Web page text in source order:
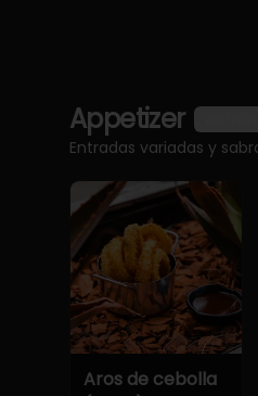
Appetizer
Entradas variadas y
Aros de cebolla